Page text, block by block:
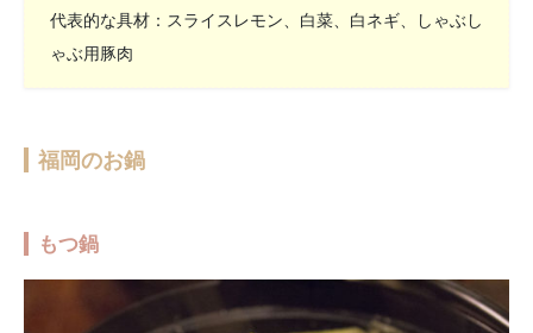
代表的な具材：スライスレモン、白菜、白ネギ、しゃぶし
ゃぶ用豚肉
福岡のお鍋
もつ鍋